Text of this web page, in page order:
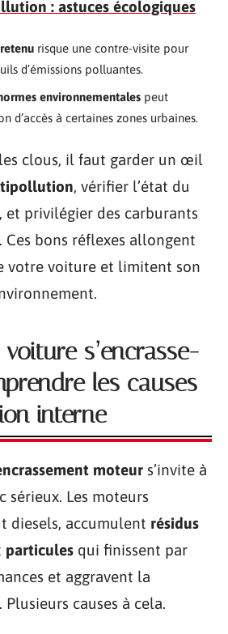
: astuces écologiques
risque une contre-visite pour
d’émissions polluantes.
environnementales peut
d’accès à certaines zones urbaines.
clous, il faut garder un œil
, vérifier l’état du
privilégier des carburants
bons réflexes allongent
votre voiture et limitent son
s’encrasse-
les causes
interne
moteur s’invite à
sérieux. Les moteurs
diesels, accumulent résidus
particules qui finissent par
et aggravent la
causes à cela.